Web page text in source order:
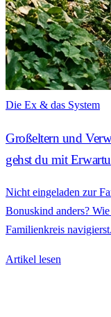
Die Ex & das System
Großeltern und
gehst du mit
Nicht eingeladen zur
Bonuskind anders?
Familienkreis navigierst.
Artikel lesen